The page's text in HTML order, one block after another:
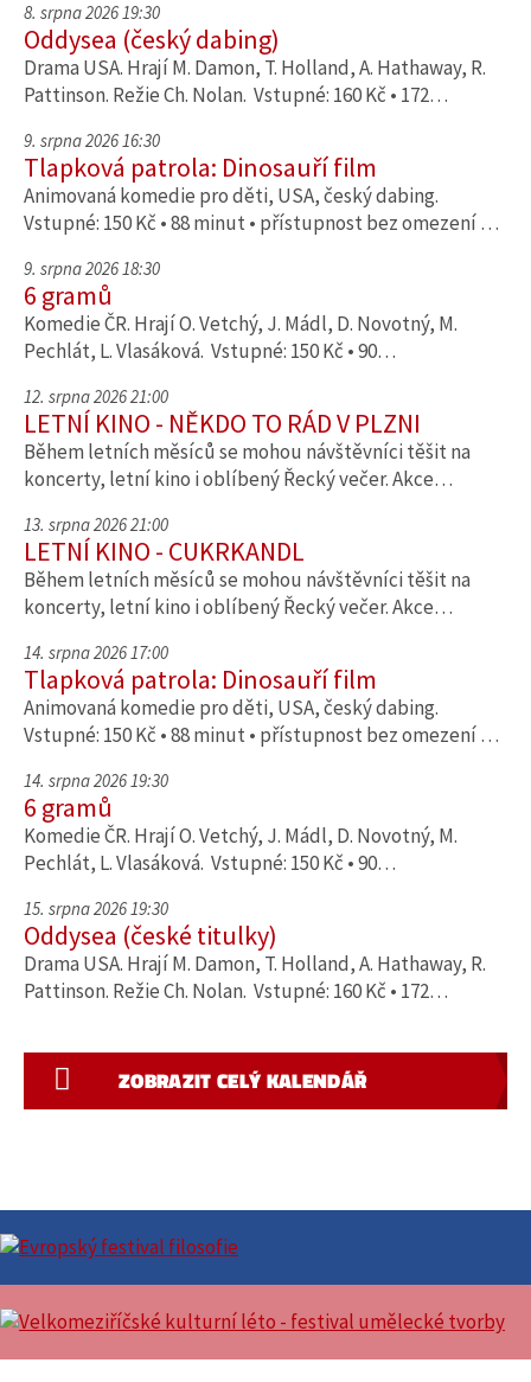
8. srpna 2026 19:30
Oddysea (český dabing)
Drama USA. Hrají M. Damon, T. Holland, A. Hathaway, R.
Pattinson. Režie Ch. Nolan. Vstupné: 160 Kč • 172…
9. srpna 2026 16:30
Tlapková patrola: Dinosauří film
Animovaná komedie pro děti, USA, český dabing.
Vstupné: 150 Kč • 88 minut • přístupnost bez omezení …
9. srpna 2026 18:30
6 gramů
Komedie ČR. Hrají O. Vetchý, J. Mádl, D. Novotný, M.
Pechlát, L. Vlasáková. Vstupné: 150 Kč • 90…
12. srpna 2026 21:00
LETNÍ KINO - NĚKDO TO RÁD V PLZNI
Během letních měsíců se mohou návštěvníci těšit na
koncerty, letní kino i oblíbený Řecký večer. Akce…
13. srpna 2026 21:00
LETNÍ KINO - CUKRKANDL
Během letních měsíců se mohou návštěvníci těšit na
koncerty, letní kino i oblíbený Řecký večer. Akce…
14. srpna 2026 17:00
Tlapková patrola: Dinosauří film
Animovaná komedie pro děti, USA, český dabing.
Vstupné: 150 Kč • 88 minut • přístupnost bez omezení …
14. srpna 2026 19:30
6 gramů
Komedie ČR. Hrají O. Vetchý, J. Mádl, D. Novotný, M.
Pechlát, L. Vlasáková. Vstupné: 150 Kč • 90…
15. srpna 2026 19:30
Oddysea (české titulky)
Drama USA. Hrají M. Damon, T. Holland, A. Hathaway, R.
Pattinson. Režie Ch. Nolan. Vstupné: 160 Kč • 172…
ZOBRAZIT CELÝ KALENDÁŘ